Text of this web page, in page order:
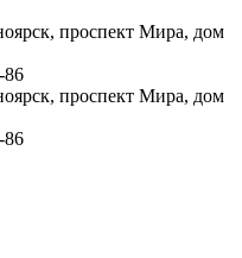
проспект Мира, дом
86
проспект Мира, дом
86